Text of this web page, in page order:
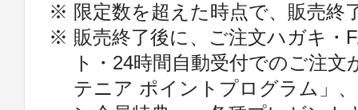
※ 限定数を超えた時点で、販売終
※ 販売終了後に、ご注文ハガキ・
ト・24時間自動受付でのご注
テニア ポイントプログラム」